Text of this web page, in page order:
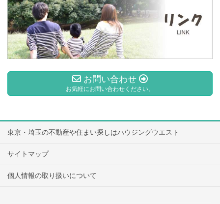
お問い合わせ
お気軽にお問い合わせください。
東京・埼玉の不動産や住まい探しはハウジングウエスト
サイトマップ
個人情報の取り扱いについて